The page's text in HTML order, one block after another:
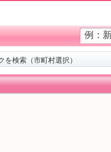
を検索（市町村選択）